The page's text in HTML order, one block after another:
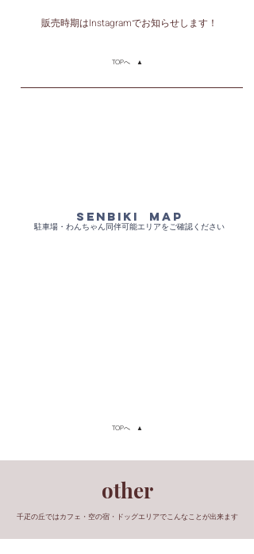
​販売時期はInstagramでお知らせします！
TOPへ ▲
​SENBIKI MAP
駐車場・わんちゃん同伴可能エリアをご確認ください​
TOPへ ▲
other​
​千疋の丘ではカフェ・空の宿・ドッグエリアでこんなことが出来ます​